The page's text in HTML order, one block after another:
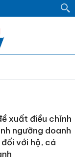
xuất điều chỉnh
ngưỡng doanh
với hộ, cá